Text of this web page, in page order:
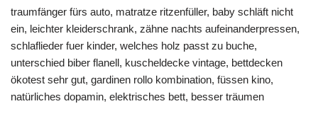
traumfänger fürs auto, matratze ritzenfüller, baby schläft nicht
ein, leichter kleiderschrank, zähne nachts aufeinanderpressen,
schlaflieder fuer kinder, welches holz passt zu buche,
unterschied biber flanell, kuscheldecke vintage, bettdecken
ökotest sehr gut, gardinen rollo kombination, füssen kino,
natürliches dopamin, elektrisches bett, besser träumen